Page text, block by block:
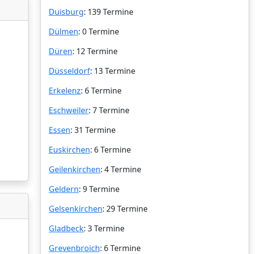
Duisburg: 139 Termine
Dülmen: 0 Termine
Düren: 12 Termine
Düsseldorf: 13 Termine
Erkelenz: 6 Termine
Eschweiler: 7 Termine
Essen: 31 Termine
Euskirchen: 6 Termine
Geilenkirchen: 4 Termine
Geldern: 9 Termine
Gelsenkirchen: 29 Termine
Gladbeck: 3 Termine
Grevenbroich: 6 Termine